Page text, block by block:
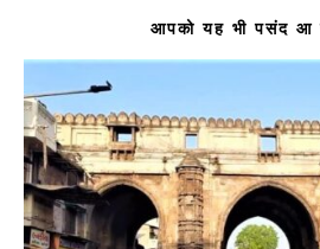
आपको यह भी पसंद आ